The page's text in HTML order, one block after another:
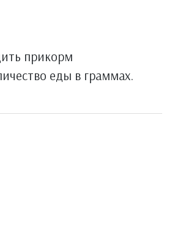
прикорм
еды в граммах.